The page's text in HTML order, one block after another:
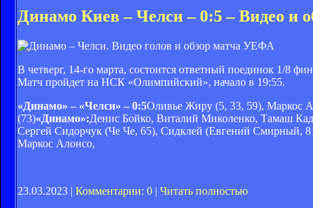
Динамо Киев – Челси – 0:5 – Видео и
УЕФА
В четверг, 14-го марта, состоится ответный поединок 1/8
Матч пройдет на НСК «Олимпийский», начало в 19:55.
«Динамо» – «Челси» – 0:5Оливье Жиру (5, 33, 59), Маркос
(73)«Динамо»:Денис Бойко, Виталий Миколенко, Тамаш
Сергей Сидорчук (Че Че, 65), Сидклей (Евгений Смирный,
Маркос Алонсо,
23.03.2023 | Комментарии: 0 | Читать полностью